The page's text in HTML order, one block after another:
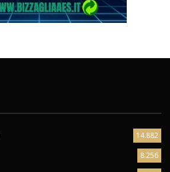
14.882
8.256